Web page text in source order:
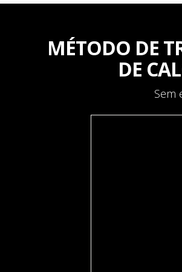
MÉTODO DE
DE
Sem